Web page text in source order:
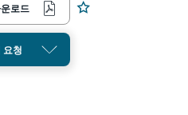
로드
요청